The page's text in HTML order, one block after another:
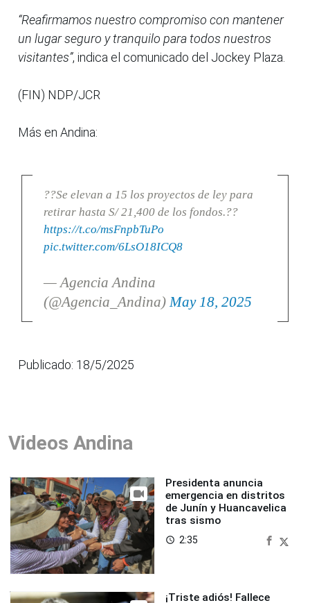
“Reafirmamos nuestro compromiso con mantener
un lugar seguro y tranquilo para todos nuestros
visitantes”, indica el comunicado del Jockey Plaza.
(FIN) NDP/JCR
Más en Andina:
??Se elevan a 15 los proyectos de ley para
retirar hasta S/ 21,400 de los fondos.??
https://t.co/msFnpbTuPo
pic.twitter.com/6LsO18ICQ8
— Agencia Andina
(@Agencia_Andina) May 18, 2025
Publicado: 18/5/2025
Videos Andina
Presidenta anuncia
emergencia en distritos
de Junín y Huancavelica
tras sismo
access_time 2:35
¡Triste adiós! Fallece